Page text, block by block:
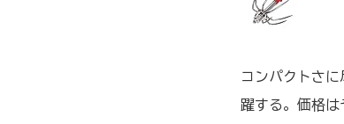
コンパクトさ
躍する。価格は